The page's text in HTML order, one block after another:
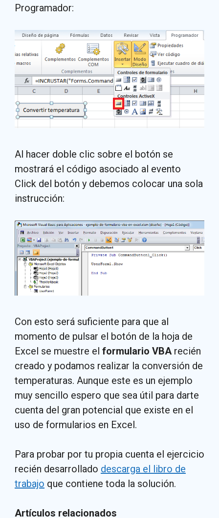
Programador:
Al hacer doble clic sobre el botón se
mostrará el código asociado al evento
Click del botón y debemos colocar una sola
instrucción:
Con esto será suficiente para que al
momento de pulsar el botón de la hoja de
Excel se muestre el formulario VBArecién
creado y podamos realizar la conversión de
temperaturas. Aunque este es un ejemplo
muy sencillo espero que sea útil para darte
cuenta del gran potencial que existe en el
uso de formularios en Excel.
Para probar por tu propia cuenta el ejercicio
recién desarrollado descarga el libro de
trabajo que contiene toda la solución.
Artículos relacionados